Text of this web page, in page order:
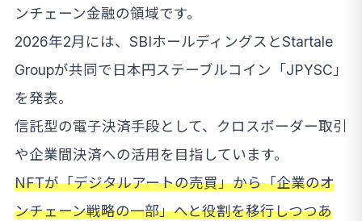
ンチェーン金融の領域です。
2026年2月には、SBIホールディングスとStartale
Groupが共同で日本円ステーブルコイン「JPYSC」
を発表。
信託型の電子決済手段として、クロスボーダー取引
や企業間決済への活用を目指しています。
NFTが「デジタルアートの売買」から「企業のオ
ンチェーン戦略の一部」へと役割を移行しつつあ